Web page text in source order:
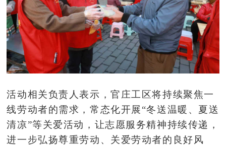
活动相关负责人表示，官庄工区将持续聚焦一
线劳动者的需求，常态化开展“冬送温暖、夏送
清凉”等关爱活动，让志愿服务精神持续传递，
进一步弘扬尊重劳动、关爱劳动者的良好风